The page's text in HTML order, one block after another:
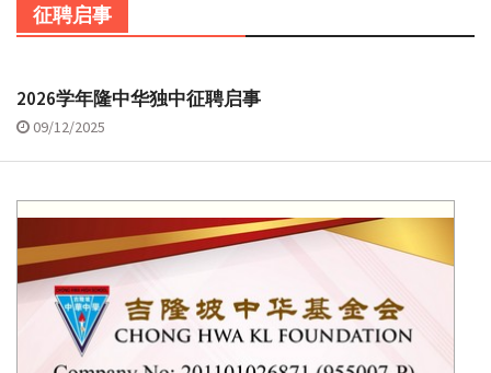
征聘启事
2026学年隆中华独中征聘启事
09/12/2025